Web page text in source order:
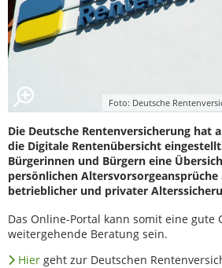
Foto: Deutsche
Die Deutsche Rentenversicherung hat
die Digitale Rentenübersicht
Bürgerinnen und Bürgern eine
persönlichen Altersvorsorgeansprüche
betrieblicher und privater
Das Online-Portal kann somit eine gute
weitergehende Beratung sein.
Hier geht zur Deutschen